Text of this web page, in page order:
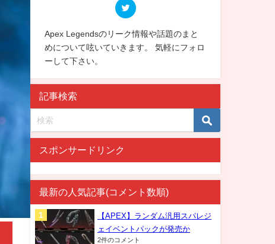
Apex Legendsのリーク情報や話題のまと
めについて呟いていきます。 気軽にフォロ
ーして下さい。
記事検索
スポンサードリンク
最新の人気記事(コメント数順)
【APEX】ランダム汎用スパレジ
ェイベントパックが発売か
2件のコメント